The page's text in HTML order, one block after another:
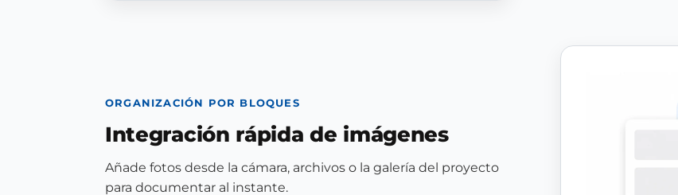
ORGANIZACIÓN POR BLOQUES
Integración rápida de imágenes
Añade fotos desde la cámara, archivos o la galería del proyecto
para documentar al instante.